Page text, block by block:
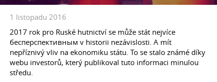
1 listopadu 2016
2017 rok pro Ruské hutnictví se může stát nejvíce
бесперспективным v historii nezávislosti. A mít
nepříznivý vliv na ekonomiku státu. To se stalo známé díky
webu investorů, který publikoval tuto informaci minulou
středu.